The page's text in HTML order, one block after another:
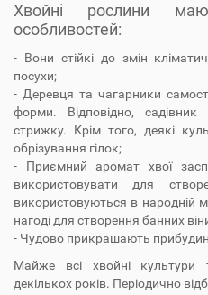
Хвойні рослини
особливостей:
- Вони стійкі до змін
посухи;
- Деревця та чагарники
форми. Відповідно,
стрижку. Крім того, деякі
обрізування гілок;
- Приємний аромат хвої
використовувати для
використовуються в народній
нагоді для створення банних
- Чудово прикрашають
Майже всі хвойні культури
декількох років. Періодично